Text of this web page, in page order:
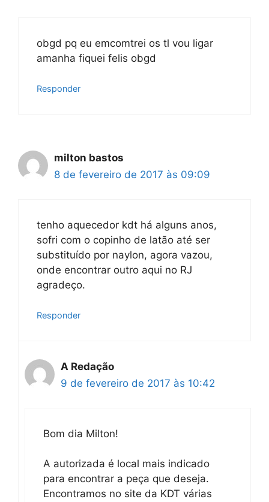
obgd pq eu emcomtrei os tl vou ligar
amanha fiquei felis obgd
Responder
milton bastos
8 de fevereiro de 2017 às 09:09
tenho aquecedor kdt há alguns anos,
sofri com o copinho de latão até ser
substituído por naylon, agora vazou,
onde encontrar outro aqui no RJ
agradeço.
Responder
A Redação
9 de fevereiro de 2017 às 10:42
Bom dia Milton!
A autorizada é local mais indicado
para encontrar a peça que deseja.
Encontramos no site da KDT várias